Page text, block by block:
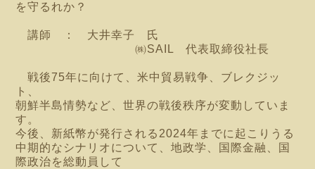
を守るれか？
講師 ： 大井幸子 氏
㈱SAIL 代表取締役社長
戦後75年に向けて、米中貿易戦争、ブレクジッ
ト、
朝鮮半島情勢など、 世界の戦後秩序が変動していま
す。
今後、新紙幣が発行される2024年までに起こりうる
中期的なシナリオについて、地政学、国際金融、国
際政治を総動員して